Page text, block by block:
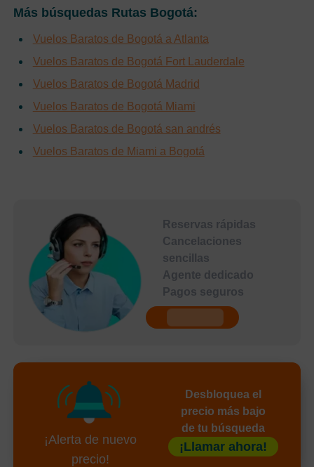
Más búsquedas Rutas Bogotá:
Vuelos Baratos de Bogotá a Atlanta
Vuelos Baratos de Bogotá Fort Lauderdale
Vuelos Baratos de Bogotá Madrid
Vuelos Baratos de Bogotá Miami
Vuelos Baratos de Bogotá san andrés
Vuelos Baratos de Miami a Bogotá
Reservas rápidas
Cancelaciones
sencillas
Agente dedicado
Pagos seguros
¡Alerta de nuevo
precio!
Desbloquea el
precio más bajo
de tu búsqueda
¡Llamar ahora!